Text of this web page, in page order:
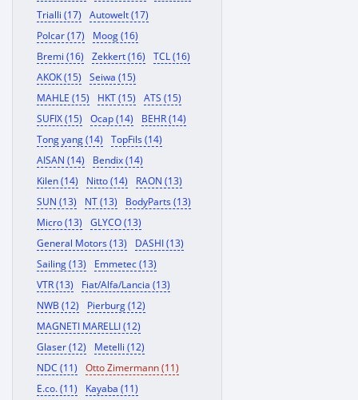
Trialli (17)
Autowelt (17)
Polcar (17)
Moog (16)
Bremi (16)
Zekkert (16)
TCL (16)
AKOK (15)
Seiwa (15)
MAHLE (15)
HKT (15)
ATS (15)
SUFIX (15)
Ocap (14)
BEHR (14)
Tong yang (14)
TopFils (14)
AISAN (14)
Bendix (14)
Kilen (14)
Nitto (14)
RAON (13)
SUN (13)
NT (13)
BodyParts (13)
Micro (13)
GLYCO (13)
General Motors (13)
DASHI (13)
Sailing (13)
Emmetec (13)
VTR (13)
Fiat/Alfa/Lancia (13)
NWB (12)
Pierburg (12)
MAGNETI MARELLI (12)
Glaser (12)
Metelli (12)
NDC (11)
Otto Zimermann (11)
E.co. (11)
Kayaba (11)